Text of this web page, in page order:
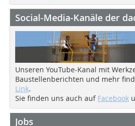
Social-Media-Kanäle der
Unseren YouTube-Kanal mit
Baustellenberichten und mehr
Link.
Sie finden uns auch auf Facebook
Jobs